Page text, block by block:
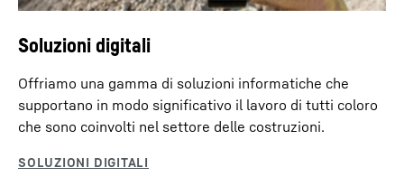
Soluzioni digitali
Offriamo una gamma di soluzioni informatiche che
supportano in modo significativo il lavoro di tutti coloro
che sono coinvolti nel settore delle costruzioni.